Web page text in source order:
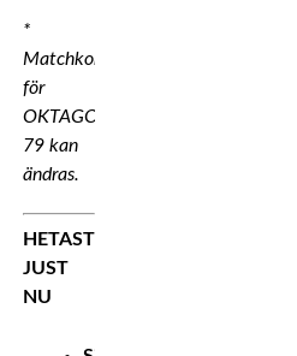
*
Matchkortet
för
OKTAGON
79 kan
ändras.
HETAST
JUST
NU